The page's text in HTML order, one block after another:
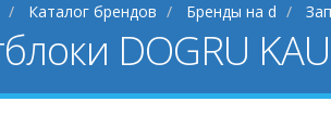
Каталог брендов Бренды на d
DOGRU